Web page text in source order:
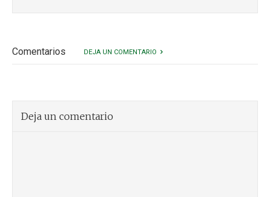
Comentarios DEJA UN COMENTARIO
Deja un comentario